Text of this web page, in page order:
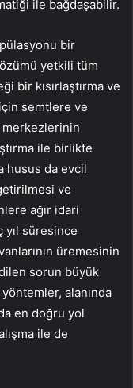
ile bağdaşabilir.
bir
yetkili tüm
bir kısırlaştırma ve
semtlere ve
merkezlerinin
ile birlikte
husus da evcil
ve
ağır idari
yıl süresince
üremesinin
sorun büyük
alanında
en doğru yol
ile de